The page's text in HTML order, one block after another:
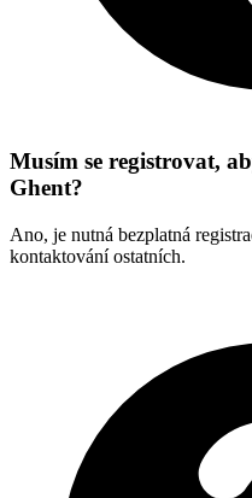
Musím se registrovat,
Ghent?
Ano, je nutná bezplatná
kontaktování ostatních.